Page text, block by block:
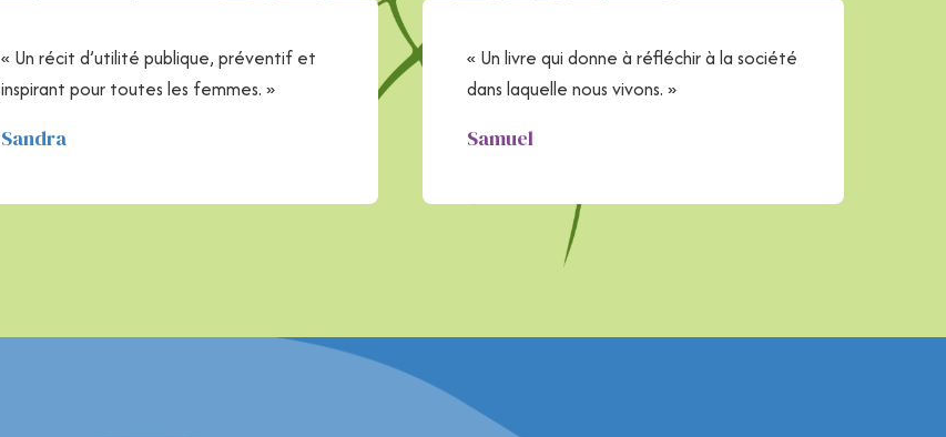
« Un récit d’utilité publique, préventif et
inspirant pour toutes les femmes. »
Sandra
« Un livre qui donne à réfléchir à la société
dans laquelle nous vivons. »
Samuel